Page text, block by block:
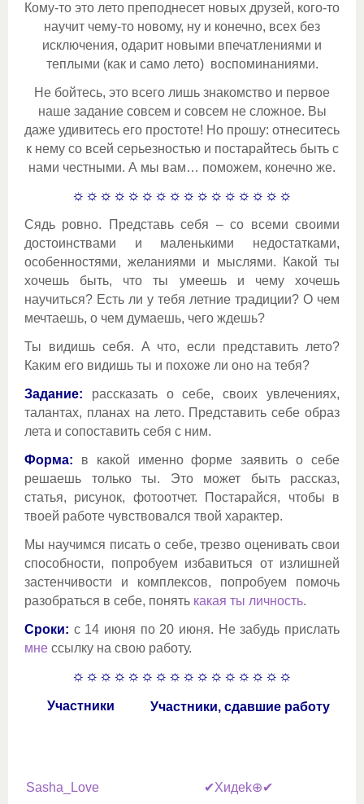
Кому-то это лето преподнесет новых друзей, кого-то
научит чему-то новому, ну и конечно, всех без
исключения, одарит новыми впечатлениями и
теплыми (как и само лето) воспоминаниями.
Не бойтесь, это всего лишь знакомство и первое
наше задание совсем и совсем не сложное. Вы
даже удивитесь его простоте! Но прошу: отнеситесь
к нему со всей серьезностью и постарайтесь быть с
нами честными. А мы вам… поможем, конечно же.
☼☼☼☼☼☼☼☼☼☼☼☼☼☼☼☼
Сядь ровно. Представь себя – со всеми своими
достоинствами и маленькими недостатками,
особенностями, желаниями и мыслями. Какой ты
хочешь быть, что ты умеешь и чему хочешь
научиться? Есть ли у тебя летние традиции? О чем
мечтаешь, о чем думаешь, чего ждешь?
Ты видишь себя. А что, если представить лето?
Каким его видишь ты и похоже ли оно на тебя?
Задание: рассказать о себе, своих увлечениях,
талантах, планах на лето. Представить себе образ
лета и сопоставить себя с ним.
Форма: в какой именно форме заявить о себе
решаешь только ты. Это может быть рассказ,
статья, рисунок, фотоотчет. Постарайся, чтобы в
твоей работе чувствовался твой характер.
Мы научимся писать о себе, трезво оценивать свои
способности, попробуем избавиться от излишней
застенчивости и комплексов, попробуем помочь
разобраться в себе, понять какая ты личность.
Сроки: с 14 июня по 20 июня. Не забудь прислать
мне ссылку на свою работу.
☼☼☼☼☼☼☼☼☼☼☼☼☼☼☼☼
Участники Участники, сдавшие работу
Sasha_Love ✔Xидek⊕✔